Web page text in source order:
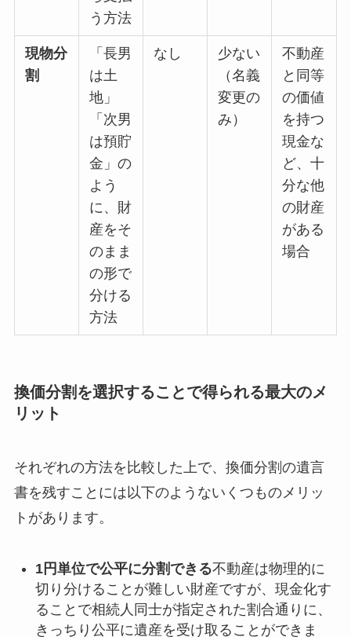
う方法
現物分
割
「長男
は土
地」
「次男
は預貯
金」の
よう
に、財
産をそ
のまま
の形で
分ける
方法
なし
少ない
（名義
変更の
み）
不動産
と同等
の価値
を持つ
現金な
ど、十
分な他
の財産
がある
場合
換価分割を選択することで得られる最大のメ
リット
それぞれの方法を比較した上で、換価分割の遺言
書を残すことには以下のようないくつものメリッ
トがあります。
1円単位で公平に分割できる不動産は物理的に
切り分けることが難しい財産ですが、現金化す
ることで相続人同士が指定された割合通りに、
きっちり公平に遺産を受け取ることができま